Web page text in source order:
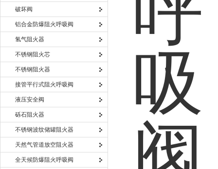
破坏阀
铝合金防爆阻火呼吸阀
氢气阻火器
不锈钢阻火芯
不锈钢阻火器
接管平行式阻火呼吸阀
液压安全阀
砾石阻火器
不锈钢波纹储罐阻火器
天然气管道放空阻火器
全天候防爆阻火呼吸阀